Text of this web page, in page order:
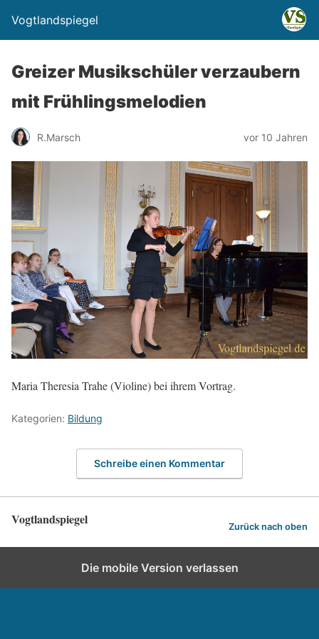
Vogtlandspiegel
Greizer Musikschüler verzaubern
mit Frühlingsmelodien
R.Marsch vor 10 Jahren
Maria Theresia Trahe (Violine) bei ihrem Vortrag.
Kategorien: Bildung
Schreibe einen Kommentar
Vogtlandspiegel Zurück nach oben
Die mobile Version verlassen